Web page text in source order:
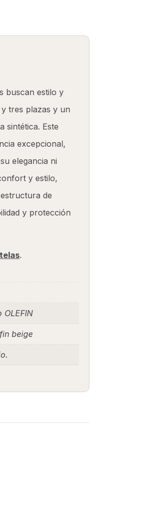
buscan estilo y
tres plazas y un
sintética. Este
excepcional,
elegancia ni
y estilo,
de
y protección
.
beige